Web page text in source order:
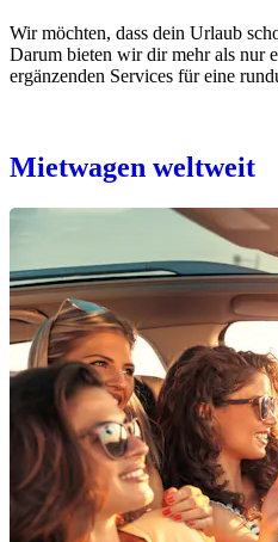
Wir möchten, dass dein Urlaub
Darum bieten wir dir mehr als nur
ergänzenden Services für eine
Mietwagen weltweit